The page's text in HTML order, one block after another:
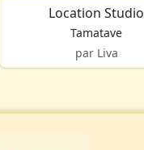
Location Studio
Tamatave
par Liva